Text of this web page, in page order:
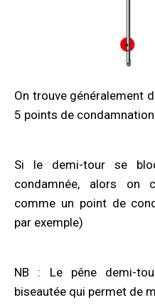
On trouve généralement
5 points de condamnation.
Si le demi-tour se
condamnée, alors on
comme un point de
par exemple)
NB : Le pêne demi-
biseautée qui permet de